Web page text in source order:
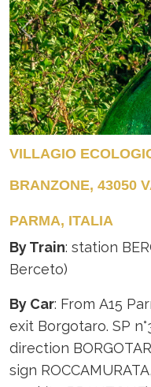
Précédent
VILLAGIO
BRANZONE, 43050
PARMA, ITALIA
By Train: station
Berceto)
By Car: From A15
exit Borgotaro. SP
direction
sign